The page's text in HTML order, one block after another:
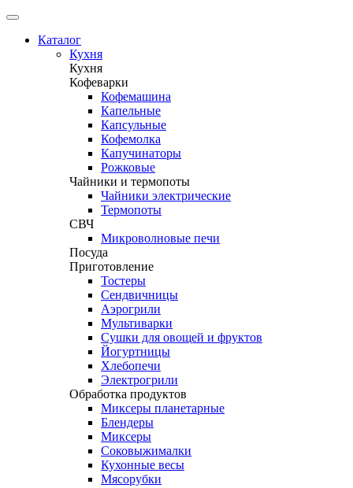
Каталог
Кухня
Кухня
Кофеварки
Кофемашина
Капельные
Капсульные
Кофемолка
Капучинаторы
Рожковые
Чайники и термопоты
Чайники электрические
Термопоты
СВЧ
Микроволновые печи
Посуда
Приготовление
Тостеры
Сендвичницы
Аэрогрили
Мультиварки
Сушки для овощей и фруктов
Йогуртницы
Хлебопечи
Электрогрили
Обработка продуктов
Миксеры планетарные
Блендеры
Миксеры
Соковыжималки
Кухонные весы
Мясорубки